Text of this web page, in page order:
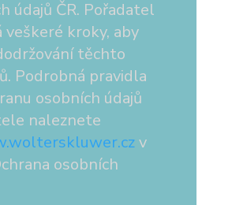
údajů ČR. Pořadatel
veškeré kroky, aby
těchto
Podrobná pravidla
osobních údajů
naleznete
v
osobních